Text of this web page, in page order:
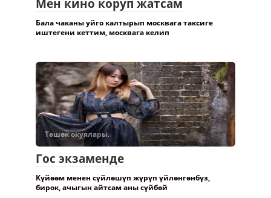
Мен кино коруп жатсам
Бала чаканы уйго калтырып москвага таксиге
иштегени кеттим, москвага келип
Төшөк окуялары.
Гос экзаменде
Күйөөм менен сүйлөшүп жүрүп үйлөнгөнбүз,
бирок, ачыгын айтсам аны сүйбөй